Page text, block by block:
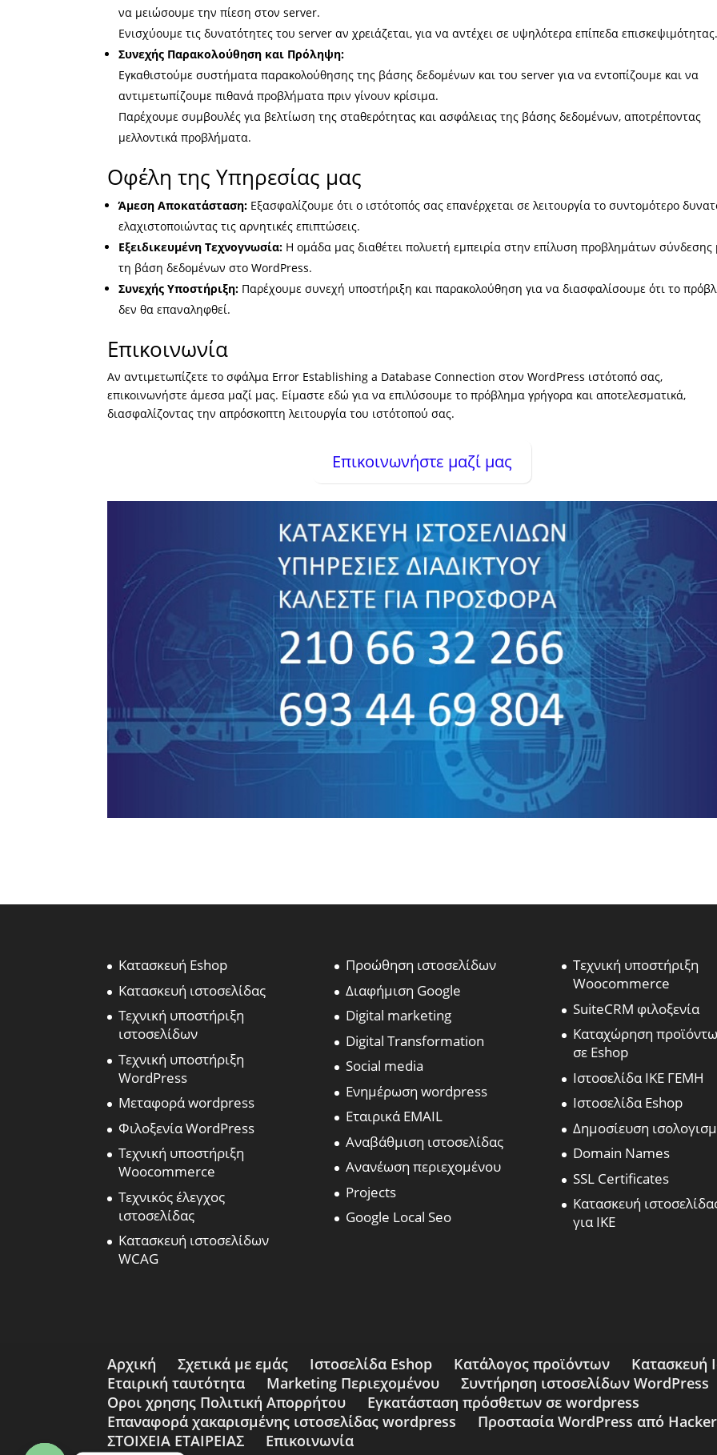
να μειώσουμε την πίεση στον server.
Ενισχύουμε τις δυνατότητες του server αν χρειάζεται, για να αντέχει σε υψηλότερα επίπεδα επισκεψιμότητας.
Συνεχής Παρακολούθηση και Πρόληψη:
Εγκαθιστούμε συστήματα παρακολούθησης της βάσης δεδομένων και του server για να εντοπίζουμε και να
αντιμετωπίζουμε πιθανά προβλήματα πριν γίνουν κρίσιμα.
Παρέχουμε συμβουλές για βελτίωση της σταθερότητας και ασφάλειας της βάσης δεδομένων, αποτρέποντας
μελλοντικά προβλήματα.
Οφέλη της Υπηρεσίας μας
Άμεση Αποκατάσταση: Εξασφαλίζουμε ότι ο ιστότοπός σας επανέρχεται σε λειτουργία το συντομότερο
ελαχιστοποιώντας τις αρνητικές επιπτώσεις.
Εξειδικευμένη Τεχνογνωσία: Η ομάδα μας διαθέτει πολυετή εμπειρία στην επίλυση προβλημάτων σύνδεσης
τη βάση δεδομένων στο WordPress.
Συνεχής Υποστήριξη: Παρέχουμε συνεχή υποστήριξη και παρακολούθηση για να διασφαλίσουμε ότι το
δεν θα επαναληφθεί.
Επικοινωνία
Αν αντιμετωπίζετε το σφάλμα Error Establishing a Database Connection στον WordPress ιστότοπό σας,
επικοινωνήστε άμεσα μαζί μας. Είμαστε εδώ για να επιλύσουμε το πρόβλημα γρήγορα και αποτελεσματικά,
διασφαλίζοντας την απρόσκοπτη λειτουργία του ιστότοπού σας.
Επικοινωνήστε μαζί μας
Κατασκευή Eshop
Κατασκευή ιστοσελίδας
Τεχνική υποστήριξη
ιστοσελίδων
Τεχνική υποστήριξη
WordPress
Μεταφορά wordpress
Φιλοξενία WordPress
Τεχνική υποστήριξη
Woocommerce
Τεχνικός έλεγχος
ιστοσελίδας
Κατασκευή ιστοσελίδων
WCAG
Προώθηση ιστοσελίδων
Διαφήμιση Google
Digital marketing
Digital Transformation
Social media
Ενημέρωση wordpress
Εταιρικά EMAIL
Αναβάθμιση ιστοσελίδας
Ανανέωση περιεχομένου
Projects
Google Local Seo
Τεχνική υποστήριξη
Woocommerce
SuiteCRM φιλοξενία
Καταχώρηση
σε Eshop
Ιστοσελίδα ΙΚΕ ΓΕΜΗ
Ιστοσελίδα Eshop
Δημοσίευση
Domain Names
SSL Certificates
Κατασκευή
για ΙΚΕ
Αρχική Σχετικά με εμάς Ιστοσελίδα Eshop Κατάλογος προϊόντων
Κατασκευή
Εταιρική ταυτότητα
Marketing Περιεχομένου Συντήρηση ιστοσελίδων WordPress
Οροι χρησης Πολιτική Απορρήτου
Εγκατάσταση πρόσθετων σε wordpress
Επαναφορά χακαρισμένης ιστοσελίδας wordpress
Προστασία WordPress από
ΣΤΟΙΧΕΙΑ ΕΤΑΙΡΕΙΑΣ
Επικοινωνία